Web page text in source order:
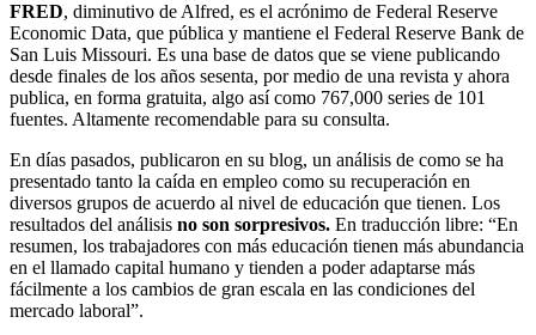
FRED, diminutivo de Alfred, es el acrónimo de Federal Reserve
Economic Data, que pública y mantiene el Federal Reserve Bank de
San Luis Missouri. Es una base de datos que se viene publicando
desde finales de los años sesenta, por medio de una revista y ahora
publica, en forma gratuita, algo así como 767,000 series de 101
fuentes. Altamente recomendable para su consulta.
En días pasados, publicaron en su blog, un análisis de como se ha
presentado tanto la caída en empleo como su recuperación en
diversos grupos de acuerdo al nivel de educación que tienen. Los
resultados del análisis no son sorpresivos. En traducción libre: “En
resumen, los trabajadores con más educación tienen más abundancia
en el llamado capital humano y tienden a poder adaptarse más
fácilmente a los cambios de gran escala en las condiciones del
mercado laboral”.